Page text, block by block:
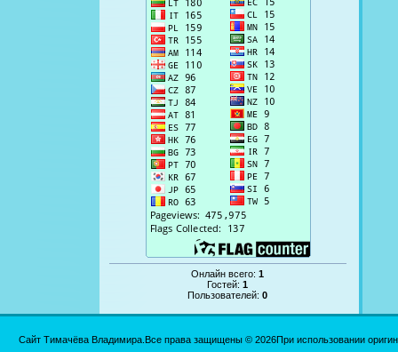
Онлайн всего:1
Гостей:1
Пользователей:0
Сайт Тимачёва Владимира.Все права защищены © 2026При использовании